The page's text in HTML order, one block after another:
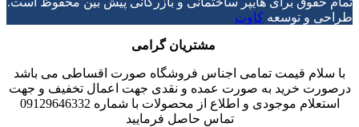
طراحی و توسعه کاوت
مشتریان گرامی
با سلام قیمت تمامی اجناس فروشگاه صورت اقساطی می باشد
درصورت خرید به صورت عمده و نقدی جهت اعمال تخفیف و جهت
استعلام موجودی و اطلاع از محصولات با شماره 09129646332
تماس حاصل فرمایید